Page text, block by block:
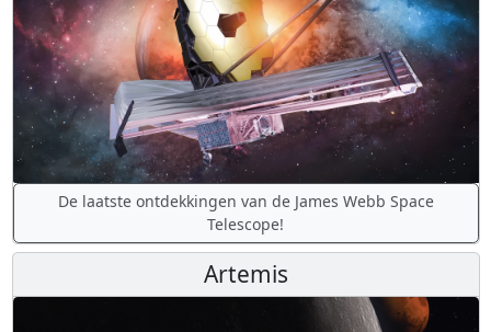
De laatste ontdekkingen van de James Webb Space
Telescope!
Artemis